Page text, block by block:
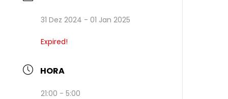
31 Dez 2024 - 01 Jan 2025
Expired!
HORA
21:00 - 5:00